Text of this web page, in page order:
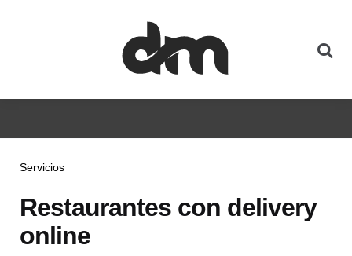
Servicios
Restaurantes con delivery
online